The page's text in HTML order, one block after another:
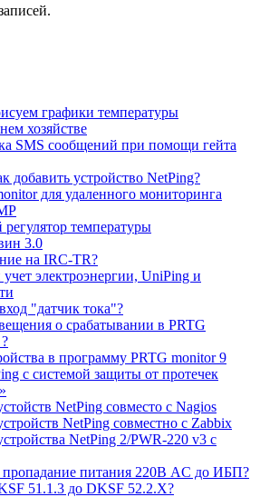
графики температуры
хозяйстве
SMS сообщений при помощи гейта
добавить устройство NetPing?
для удаленного мониторинга
температуры
3.0
на IRC-TR?
электроэнергии, UniPing и
"датчик тока"?
о срабатывании в PRTG
в программу PRTG monitor 9
с системой защиты от протечек
NetPing совместо с Nagios
NetPing совместно с Zabbix
NetPing 2/PWR-220 v3 с
питания 220В AC до ИБП?
51.1.3 до DKSF 52.2.X?